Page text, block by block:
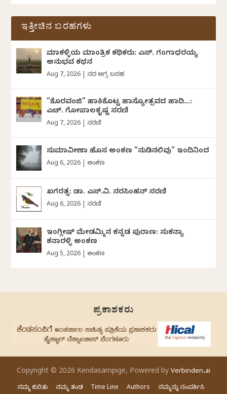
ಇತ್ತೀಚಿನ ಬರಹಗಳು
ಮಾಕಳ್ಳಿಯ ಮಾಂತ್ರಿಕ ಕಥಿಕರು: ಎಸ್. ಗಂಗಾಧರಯ್ಯ
ಅನುಭವ ಕಥನ
Aug 7, 2026 ದಿನದ ಅಗ್ರ ಬರಹ
“ಕೊರವಂಜಿ” ಹಾಕಿಕೊಟ್ಟ ಹಾಸ್ಯೋತ್ಸವದ ಹಾದಿ…:
ಎಚ್. ಗೋಪಾಲಕೃಷ್ಣ ಸರಣಿ
Aug 7, 2026 ಸರಣಿ
ಸುಮಾವೀಣಾ ಹೊಸ ಅಂಕಣ “ನುಡಿನಲಿವು” ಇಂದಿನಿಂದ
Aug 6, 2026 ಅಂಕಣ
ಖಗರತ್ನ: ಡಾ. ಎಸ್.ವಿ. ನರಸಿಂಹನ್‌‌ ಸರಣಿ
Aug 6, 2026 ಸರಣಿ
ಇಂಗ್ಲೀಷ್ ಮೇಡಮ್ಮಿನ ಕನ್ನಡ ಪುರಾಣ: ಸುಕನ್ಯಾ
ಕನಾರಳ್ಳಿ ಅಂಕಣ
Aug 5, 2026 ಅಂಕಣ
ಪ್ರಕಾಶಕರು
Copyright © 2026 Kendasampige, Powered by Verbinden.ai
ನಮ್ಮ ಕುರಿತು ನಮ್ಮ ತಂಡ Time Line Authors ನಮ್ಮನ್ನು ಸಂಪರ್ಕಿಸಿ